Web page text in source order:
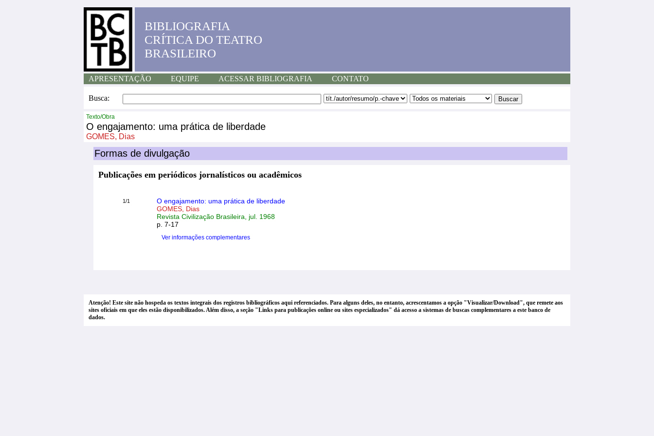
BIBLIOGRAFIA
CRÍTICA DO TEATRO
BRASILEIRO
APRESENTAÇÃO EQUIPE ACESSAR BIBLIOGRAFIA CONTATO
Busca:
Texto/Obra
O engajamento: uma prática de liberdade
GOMES, Dias
Formas de divulgação
Publicações em periódicos jornalísticos ou acadêmicos
1/1
O engajamento: uma prática de liberdade
GOMES, Dias
Revista Civilização Brasileira, jul. 1968
p. 7-17
Ver informações complementares
Atenção! Este site não hospeda os textos integrais dos registros bibliográficos aqui referenciados. Para alguns deles, no entanto, acrescentamos a opção "Visualizar/Download", que remete aos
sites oficiais em que eles estão disponibilizados. Além disso, a seção "Links para publicações online ou sites especializados" dá acesso a sistemas de buscas complementares a este banco de
dados.